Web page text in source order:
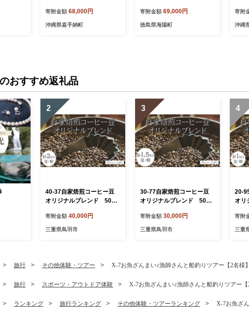
2】
寄附金額 68,000円
沖縄県嘉手納町
寄附金額 69,000円
徳島県海陽町
寄附
沖縄
おすすめ返礼品
2
40-37自家焙煎コーヒー豆
オリジナルブレンド 500g
寄附金額 40,000円
三重県鳥羽市
3
30-77自家焙煎コーヒー豆
オリジナルブレンド 500g
寄附金額 30,000円
三重県鳥羽市
4
20-
オリ
寄附
三重
旅行 その他体験・ツアー X-7お魚ざんまい♪漁師さんと船釣りツアー【2名様】
旅行 スポーツ・アウトドア体験 X-7お魚ざんまい♪漁師さんと船釣りツアー【
ランキング 旅行ランキング その他体験・ツアーランキング X-7お魚ざ